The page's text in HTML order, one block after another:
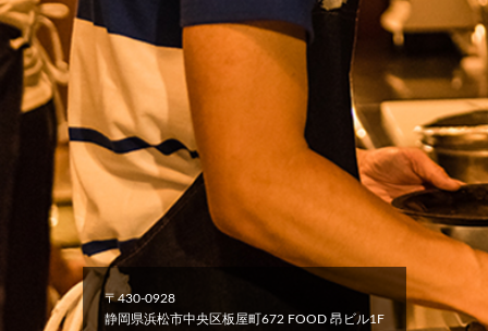
〒430-0928
静岡県浜松市中央区板屋町672 FOOD 昂ビル1F